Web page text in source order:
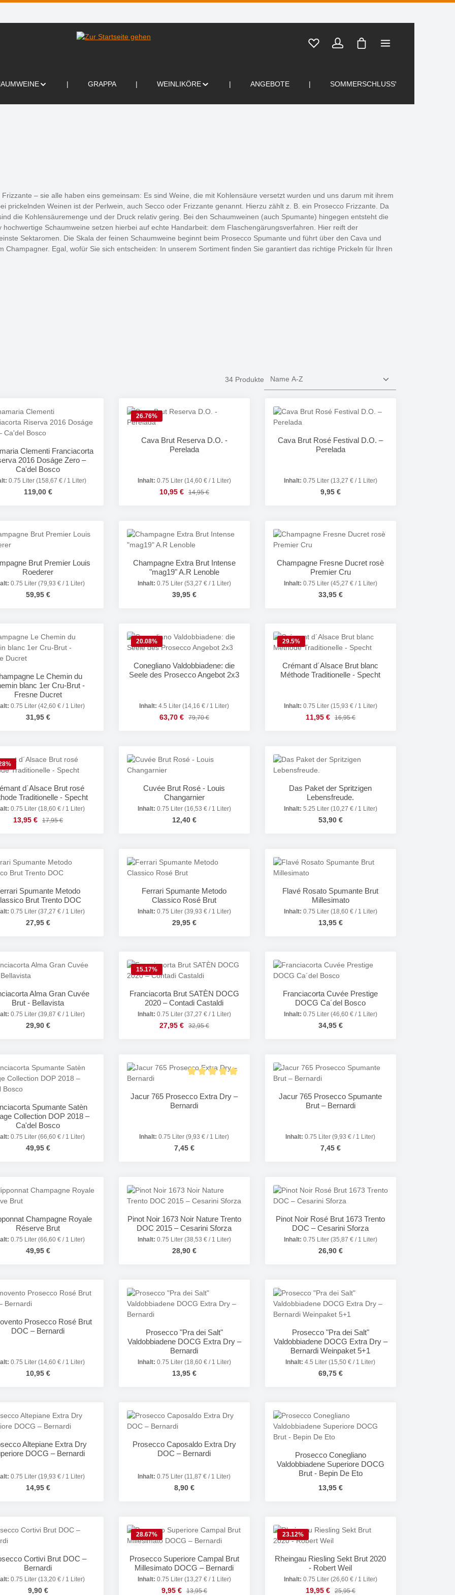
Warenkorb enthält 0
GRAPPA WEINLIKÖRE ANGEBOTE SOMMERSCHLUSSVERKAUF
– sie alle haben eins gemeinsam: Es sind Weine, die mit Kohlensäure versetzt wurden und uns darum mit ihrem
prickelnden Weinen ist der Perlwein, auch Secco oder Frizzante genannt. Hierzu zählt z. B. ein Prosecco Frizzante. Da
die Kohlensäuremenge und der Druck relativ gering. Bei den Schaumweinen (auch Spumante) hingegen entsteht die
Schaumweine setzen hierbei auf echte Handarbeit: dem Flaschengärungsverfahren. Hier reift der
Sektaromen. Die Skala der feinen Schaumweine beginnt beim Prosecco Spumante und führt über den Cava und
Champagner. Egal, wofür Sie sich entscheiden: In unserem Sortiment finden Sie garantiert das richtige Prickeln für Ihren
34 Produkte
Clementi Franciacorta
2016 Doságe Zero –
Ca'del Bosco
0.75 Liter(158,67 € / 1 Liter)
Regulärer Preis:
119,00 €
Anzahl: Gib den gewünschten Wert ein oder benutze die Schaltflächen um
26.76%
Cava Brut Reserva D.O. -
Perelada
Inhalt: 0.75 Liter (14,60 € / 1 Liter)
Verkaufspreis:
10,95 € Regulärer Preis:
14,95 €
Produkt Anzahl: Gib den gewünschten Wert ein oder
Cava Brut Rosé Festival D.O. –
Perelada
Inhalt: 0.75 Liter (13,27 € / 1 Liter)
Regulärer Preis:
9,95 €
Produkt Anzahl: Gib den
Brut Premier Louis
Roederer
0.75 Liter (79,93 € / 1 Liter)
Regulärer Preis:
59,95 €
Anzahl: Gib den gewünschten Wert ein oder benutze die Schaltflächen um
Champagne Extra Brut Intense
"mag19" A.R Lenoble
Inhalt: 0.75 Liter (53,27 € / 1 Liter)
Regulärer Preis:
39,95 €
Produkt Anzahl: Gib den gewünschten Wert ein oder
Champagne Fresne Ducret rosè
Premier Cru
Inhalt: 0.75 Liter (45,27 € / 1 Liter)
Regulärer Preis:
33,95 €
Produkt Anzahl: Gib den
Le Chemin du
blanc 1er Cru-Brut -
Fresne Ducret
0.75 Liter (42,60 € / 1 Liter)
Regulärer Preis:
31,95 €
Anzahl: Gib den gewünschten Wert ein oder benutze die Schaltflächen um
20.08%
Conegliano Valdobbiadene: die
Seele des Prosecco Angebot 2x3
Inhalt:4.5 Liter(14,16 € / 1 Liter)
Verkaufspreis:
63,70 € Regulärer Preis:
79,70 €
Produkt Anzahl: Gib den gewünschten Wert ein oder
29.5%
Crémant d´Alsace Brut blanc
Méthode Traditionelle - Specht
Inhalt: 0.75 Liter (15,93 € / 1 Liter)
Verkaufspreis:
11,95 € Regulärer Preis:
16,95 €
Produkt Anzahl: Gib den
%
d´Alsace Brut rosé
Traditionelle - Specht
0.75 Liter (18,60 € / 1 Liter)
Verkaufspreis:
13,95 € Regulärer Preis:
17,95 €
Anzahl: Gib den gewünschten Wert ein oder benutze die Schaltflächen um
Cuvée Brut Rosé - Louis
Changarnier
Inhalt: 0.75 Liter (16,53 € / 1 Liter)
Regulärer Preis:
12,40 €
Produkt Anzahl: Gib den gewünschten Wert ein oder
Das Paket der Spritzigen
Lebensfreude.
Inhalt: 5.25 Liter (10,27 € / 1 Liter)
Regulärer Preis:
53,90 €
Produkt Anzahl: Gib den
Spumante Metodo
Brut Trento DOC
0.75 Liter (37,27 € / 1 Liter)
Regulärer Preis:
27,95 €
Anzahl: Gib den gewünschten Wert ein oder benutze die Schaltflächen um
Ferrari Spumante Metodo
Classico Rosé Brut
Inhalt: 0.75 Liter (39,93 € / 1 Liter)
Regulärer Preis:
29,95 €
Produkt Anzahl: Gib den gewünschten Wert ein oder
Flavé Rosato Spumante Brut
Millesimato
Inhalt: 0.75 Liter (18,60 € / 1 Liter)
Regulärer Preis:
13,95 €
Produkt Anzahl: Gib den
Alma Gran Cuvée
Brut - Bellavista
0.75 Liter (39,87 € / 1 Liter)
Regulärer Preis:
29,90 €
Details
15.17%
Franciacorta Brut SATÈN DOCG
2020 – Contadi Castaldi
Inhalt: 0.75 Liter (37,27 € / 1 Liter)
Verkaufspreis:
27,95 € Regulärer Preis:
32,95 €
Produkt Anzahl: Gib den gewünschten Wert ein oder
Franciacorta Cuvée Prestige
DOCG Ca´del Bosco
Inhalt: 0.75 Liter (46,60 € / 1 Liter)
Regulärer Preis:
34,95 €
Produkt Anzahl: Gib den
Spumante Satèn
Collection DOP 2018 –
Ca'del Bosco
0.75 Liter (66,60 € / 1 Liter)
Regulärer Preis:
49,95 €
Details
Durchschnittliche Bewertung von 5 von 5 Sternen
Jacur 765 Prosecco Extra Dry –
Bernardi
Inhalt:0.75 Liter(9,93 € / 1 Liter)
Regulärer Preis:
7,45 €
Produkt Anzahl: Gib den gewünschten Wert ein oder
Jacur 765 Prosecco Spumante
Brut – Bernardi
Inhalt:0.75 Liter(9,93 € / 1 Liter)
Regulärer Preis:
7,45 €
Produkt Anzahl: Gib den
Champagne Royale
Réserve Brut
0.75 Liter (66,60 € / 1 Liter)
Regulärer Preis:
49,95 €
Anzahl: Gib den gewünschten Wert ein oder benutze die Schaltflächen um
Pinot Noir 1673 Noir Nature Trento
DOC 2015 – Cesarini Sforza
Inhalt: 0.75 Liter (38,53 € / 1 Liter)
Regulärer Preis:
28,90 €
Produkt Anzahl: Gib den gewünschten Wert ein oder
Pinot Noir Rosé Brut 1673 Trento
DOC – Cesarini Sforza
Inhalt: 0.75 Liter (35,87 € / 1 Liter)
Regulärer Preis:
26,90 €
Produkt Anzahl: Gib den
Prosecco Rosé Brut
DOC – Bernardi
0.75 Liter (14,60 € / 1 Liter)
Regulärer Preis:
10,95 €
Anzahl: Gib den gewünschten Wert ein oder benutze die Schaltflächen um
Prosecco "Pra dei Salt"
Valdobbiadene DOCG Extra Dry –
Bernardi
Inhalt: 0.75 Liter (18,60 € / 1 Liter)
Regulärer Preis:
13,95 €
Produkt Anzahl: Gib den gewünschten Wert ein oder
Prosecco "Pra dei Salt"
Valdobbiadene DOCG Extra Dry –
Bernardi Weinpaket 5+1
Inhalt:4.5 Liter(15,50 € / 1 Liter)
Regulärer Preis:
69,75 €
Produkt Anzahl: Gib den
Altepiane Extra Dry
DOCG – Bernardi
0.75 Liter (19,93 € / 1 Liter)
Regulärer Preis:
14,95 €
Anzahl: Gib den gewünschten Wert ein oder benutze die Schaltflächen um
Prosecco Caposaldo Extra Dry
DOC – Bernardi
Inhalt:0.75 Liter(11,87 € / 1 Liter)
Regulärer Preis:
8,90 €
Produkt Anzahl: Gib den gewünschten Wert ein oder
Prosecco Conegliano
Valdobbiadene Superiore DOCG
Brut - Bepin De Eto
Regulärer Preis:
13,95 €
Produkt Anzahl: Gib den
Cortivi Brut DOC –
Bernardi
0.75 Liter (13,20 € / 1 Liter)
Regulärer Preis:
9,90 €
28.67%
Prosecco Superiore Campal Brut
Millesimato DOCG – Bernardi
Inhalt: 0.75 Liter (13,27 € / 1 Liter)
Verkaufspreis:
9,95 € Regulärer Preis:
13,95 €
23.12%
Rheingau Riesling Sekt Brut 2020
- Robert Weil
Inhalt: 0.75 Liter (26,60 € / 1 Liter)
Verkaufspreis:
19,95 € Regulärer Preis:
25,95 €